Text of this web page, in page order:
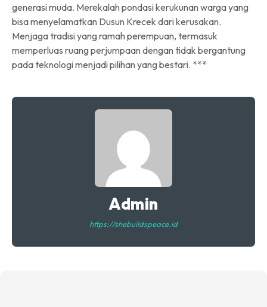
generasi muda. Merekalah pondasi kerukunan warga yang
bisa menyelamatkan Dusun Krecek dari kerusakan.
Menjaga tradisi yang ramah perempuan, termasuk
memperluas ruang perjumpaan dengan tidak bergantung
pada teknologi menjadi pilihan yang bestari. ***
Admin
https://shebuildspeace.id